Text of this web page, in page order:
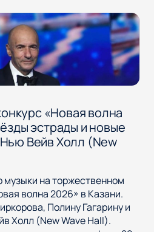
«Новая волна
эстрады и новые
Вейв Холл (New
музыки на торжественном
волна 2026» в Казани.
Полину Гагарину и
Холл (New Wave Hall).